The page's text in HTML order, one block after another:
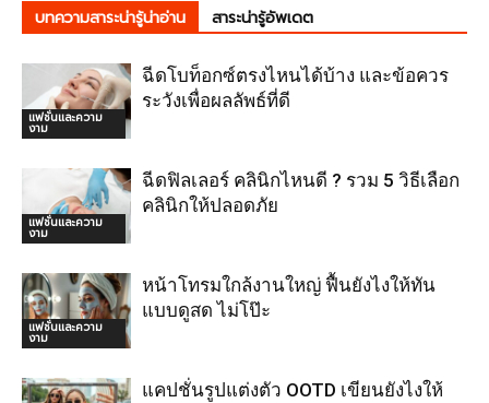
บทความสาระน่ารู้น่าอ่าน สาระน่ารู้อัพเดต
แฟชั่นและความ
งาม
ฉีดโบท็อกซ์ตรงไหนได้บ้าง และข้อควร
ระวังเพื่อผลลัพธ์ที่ดี
แฟชั่นและความ
งาม
ฉีดฟิลเลอร์ คลินิกไหนดี ? รวม 5 วิธีเลือก
คลินิกให้ปลอดภัย
แฟชั่นและความ
งาม
หน้าโทรมใกล้งานใหญ่ ฟื้นยังไงให้ทัน
แบบดูสด ไม่โป๊ะ
แคปชั่นรูปแต่งตัว OOTD เขียนยังไงให้